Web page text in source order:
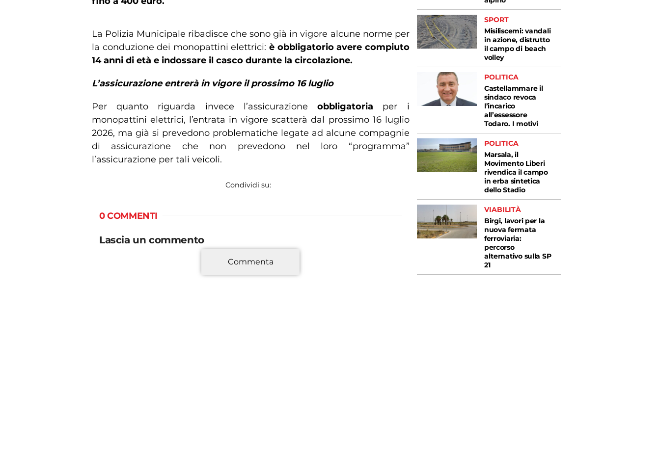
La Polizia Municipale ribadisce che sono già in vigore alcune norme per
la conduzione dei monopattini elettrici: è obbligatorio avere compiuto
14 anni di età e indossare il casco durante la circolazione.
L’assicurazione entrerà in vigore il prossimo 16 luglio
Per quanto riguarda invece l’assicurazione obbligatoria per i
monopattini elettrici, l’entrata in vigore scatterà dal prossimo 16 luglio
2026, ma già si prevedono problematiche legate ad alcune compagnie
di assicurazione che non prevedono nel loro “programma”
l’assicurazione per tali veicoli.
Condividi su:
0 COMMENTI
Lascia un commento
Commenta
SPORT
Misiliscemi: vandali
in azione, distrutto
il campo di beach
volley
POLITICA
Castellammare il
sindaco revoca
l’incarico
all’essessore
Todaro. I motivi
POLITICA
Marsala, il
Movimento Liberi
rivendica il campo
in erba sintetica
dello Stadio
VIABILITÀ
Birgi, lavori per la
nuova fermata
ferroviaria:
percorso
alternativo sulla SP
21